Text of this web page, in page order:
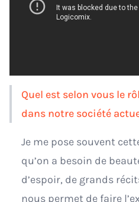
Quel est selon vous le
dans notre société
Je me pose souvent
qu’on a besoin de
d’espoir, de grands
nous permet de faire